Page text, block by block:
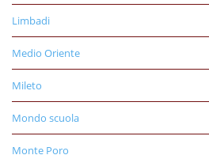
Limbadi
Medio Oriente
Mileto
Mondo scuola
Monte Poro